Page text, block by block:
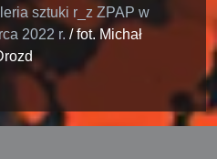
sztuki r_z ZPAP w
2022 r. / fot. Michał